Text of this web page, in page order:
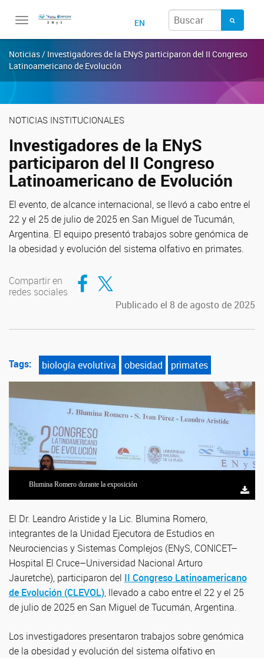
Toggle
EN
Noticias / Investigadores de la ENyS participaron del II Congreso
Latinoamericano de Evolución
NOTICIAS INSTITUCIONALES
Investigadores de la ENyS
participaron del II Congreso
Latinoamericano de Evolución
El evento, de alcance internacional, se llevó a cabo entre el
22 y el 25 de julio de 2025 en San Miguel de Tucumán,
Argentina. El equipo presentó trabajos sobre genómica de
la obesidad y evolución del sistema olfativo en primates.
Compartir en
redes sociales
Compartir en Facebook
Compartir en Twitter
Publicado el 8 de agosto de 2025
Tags: biología evolutiva obesidad primates
Blumina Romero durante la exposición
El Dr. Leandro Aristide y la Lic. Blumina Romero,
integrantes de la Unidad Ejecutora de Estudios en
Neurociencias y Sistemas Complejos (ENyS, CONICET–
Hospital El Cruce–Universidad Nacional Arturo
Jauretche), participaron del II Congreso Latinoamericano
de Evolución (CLEVOL), llevado a cabo entre el 22 y el 25
de julio de 2025 en San Miguel de Tucumán, Argentina.
Los investigadores presentaron trabajos sobre genómica
de la obesidad y evolución del sistema olfativo en